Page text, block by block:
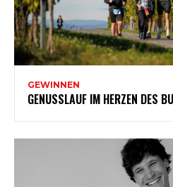
GEWINNEN
GENUSSLAUF IM HERZEN DES